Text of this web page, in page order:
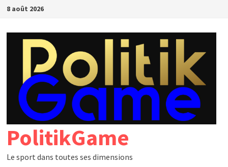
Passer
contenu
8 août 2026
PolitikGame
Le sport dans toutes ses dimensions